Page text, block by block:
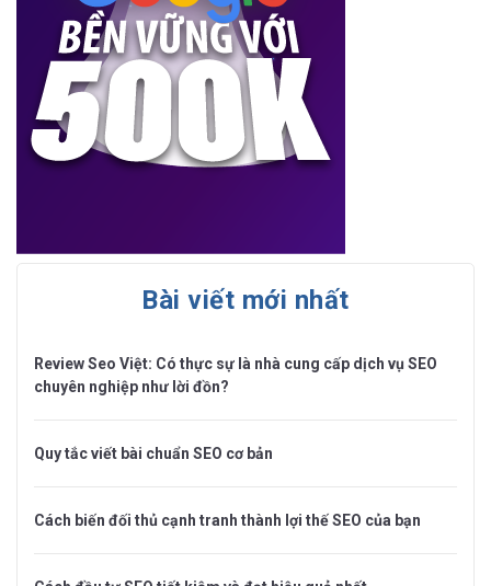
Bài viết mới nhất
Review Seo Việt: Có thực sự là nhà cung cấp dịch vụ SEO
chuyên nghiệp như lời đồn?
Quy tắc viết bài chuẩn SEO cơ bản
Cách biến đối thủ cạnh tranh thành lợi thế SEO của bạn